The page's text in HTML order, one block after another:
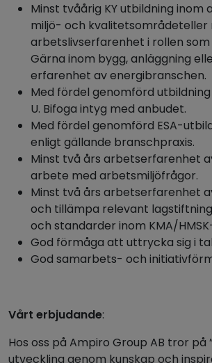
Minst tvåårig KY utbildning inom
miljö- och kvalitetsområdeteller
arbetslivserfarenhet i rollen som
Gärna inom bygg, anläggning
erfarenhet av energibranschen.
Med fördel genomförd utbildning
U. Bifoga intyg med anbudet.
Med fördel genomförd ESA-
enligt gällande branschpraxis.
Minst två års arbetserfarenhet
arbete med arbetsmiljöfrågor.
Minst två års arbetserfarenhet
och tillämpa relevant
och standarder inom KMA/
God förmåga att uttrycka sig i
God samarbets- och
Vårt erbjudande:
Hos oss på Ampiro Group AB tror på
utveckling genom kunskap och